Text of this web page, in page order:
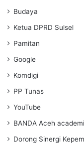
Budaya
Ketua DPRD Sulsel
Pamitan
Google
Komdigi
PP Tunas
YouTube
BANDA Aceh academi
Dorong Sinergi